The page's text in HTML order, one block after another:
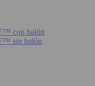
con balón
sin balón